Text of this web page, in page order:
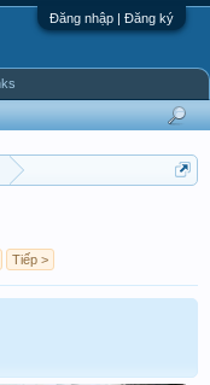
Đăng nhập | Đăng ký
Tiếp >